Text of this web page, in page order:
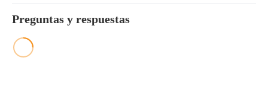
Preguntas y respuestas